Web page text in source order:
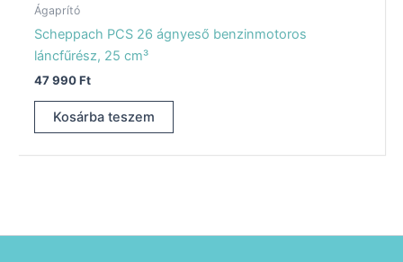
Ágaprító
Scheppach PCS 26 ágnyeső benzinmotoros
láncfűrész, 25 cm³
47 990Ft
Kosárba teszem